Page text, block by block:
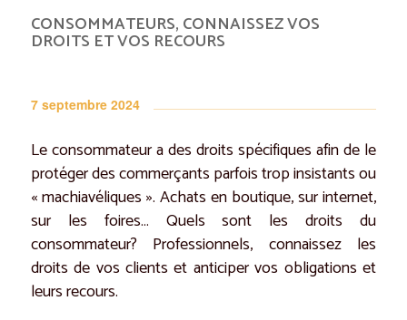
CONSOMMATEURS, CONNAISSEZ VOS
DROITS ET VOS RECOURS
7 septembre 2024
Le consommateur a des droits spécifiques afin de le
protéger des commerçants parfois trop insistants ou
« machiavéliques ». Achats en boutique, sur internet,
sur les foires… Quels sont les droits du
consommateur? Professionnels, connaissez les
droits de vos clients et anticiper vos obligations et
leurs recours.